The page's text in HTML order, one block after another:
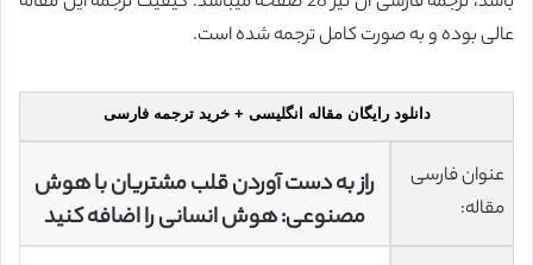
عالی بوده و به صورت کامل ترجمه شده است.
دانلود رایگان مقاله انگلیسی + خرید ترجمه فارسی
عنوان فارسی
مقاله:
راز به دست آوردن قلب مشتریان با هوش
مصنوعی: هوش انسانی را اضافه کنید